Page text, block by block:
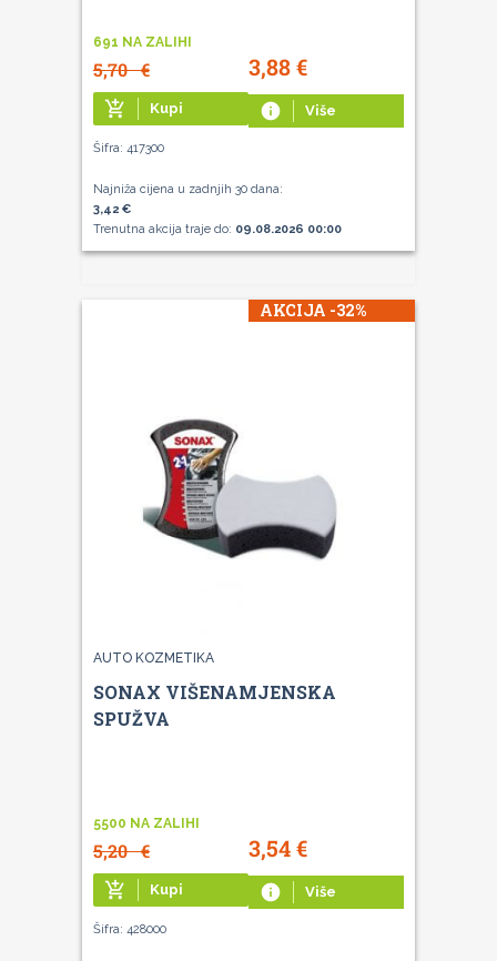
691 NA ZALIHI
5,70€ 3,88€
add_shopping_cart Kupi info Više
Šifra: 417300
Najniža cijena u zadnjih 30 dana:
3,42 €
Trenutna akcija traje do: 09.08.2026 00:00
AKCIJA -32%
AUTO KOZMETIKA
SONAX VIŠENAMJENSKA
SPUŽVA
5500 NA ZALIHI
5,20€ 3,54€
add_shopping_cart Kupi info Više
Šifra: 428000